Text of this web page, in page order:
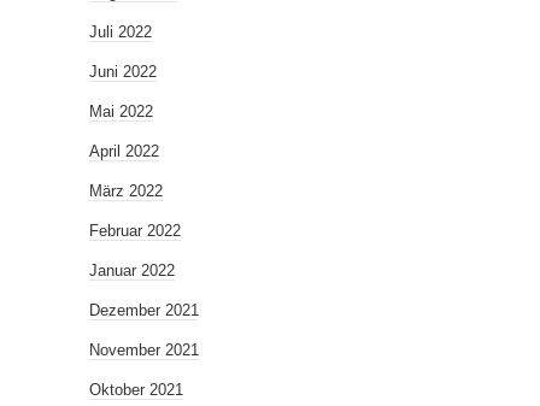
Juli 2022
Juni 2022
Mai 2022
April 2022
März 2022
Februar 2022
Januar 2022
Dezember 2021
November 2021
Oktober 2021